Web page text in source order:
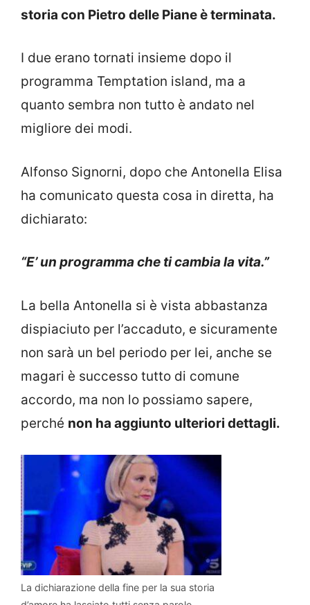
storia con Pietro delle Piane è terminata.
I due erano tornati insieme dopo il
programma Temptation island, ma a
quanto sembra non tutto è andato nel
migliore dei modi.
Alfonso Signorni, dopo che Antonella Elisa
ha comunicato questa cosa in diretta, ha
dichiarato:
“E’ un programma che ti cambia la vita.”
La bella Antonella si è vista abbastanza
dispiaciuto per l’accaduto, e sicuramente
non sarà un bel periodo per lei, anche se
magari è successo tutto di comune
accordo, ma non lo possiamo sapere,
perché non ha aggiunto ulteriori dettagli.
La dichiarazione della fine per la sua storia